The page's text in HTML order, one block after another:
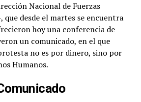
Nacional de Fuerzas
que desde el martes se encuentra
hoy una conferencia de
un comunicado, en el que
no es por dinero, sino por
Humanos.